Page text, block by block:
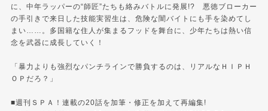
に、中年ラッパーの“師匠”たちも絡みバトルに発展!? 悪徳ブローカー
の手引きで来日した技能実習生は、危険な闇バイトにも手を染めてし
まい……。多国籍な住人が集まるフッドを舞台に、少年たちは熱い信
念を武器に成長していく！
「暴力よりも強烈なパンチラインで勝負するのは、リアルなＨＩＰＨ
ＯＰだろ？」
■週刊ＳＰＡ！連載の20話を加筆・修正を加えて再編集!